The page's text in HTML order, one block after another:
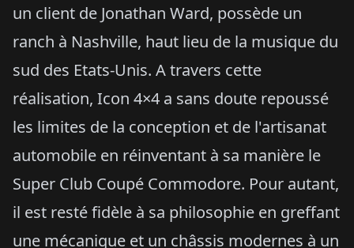
un client de Jonathan Ward, possède un
ranch à Nashville, haut lieu de la musique du
sud des Etats-Unis. A travers cette
réalisation, Icon 4×4 a sans doute repoussé
les limites de la conception et de l'artisanat
automobile en réinventant à sa manière le
Super Club Coupé Commodore. Pour autant,
il est resté fidèle à sa philosophie en greffant
une mécanique et un châssis modernes à un